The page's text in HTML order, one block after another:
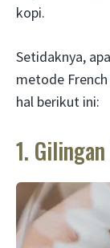
kopi.
Setidaknya,
metode
hal berikut ini:
1.